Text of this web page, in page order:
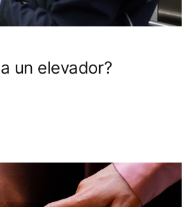
un elevador?